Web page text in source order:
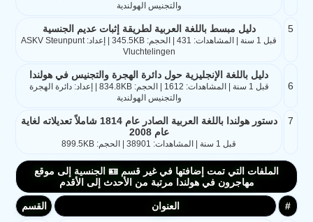
والتجنيس الهولندية
5 دليل مبسط باللغة العربية لطريقة إثبات عديم الجنسية
قبل 1 سنة | المشاهدات: 431 | الحجم: 345.5KB | إعداد: ASKV Steunpunt
Vluchtelingen
6
دليل باللغة الإنجليزية حول دائرة الهجرة والتجنيس في هولندا
قبل 1 سنة | المشاهدات: 1612 | الحجم: 834.8KB | إعداد: دائرة الهجرة
والتجنيس الهولندية
7
دستور هولندا باللغة العربية الصادر عام 1814 شاملاً تعديلاته لغاية
عام 2008
قبل 1 سنة | المشاهدات: 38901 | الحجم: 899.5KB
الملفات التي تمت إضافتها في غير قسم 🪪 الجنسية إلى موقع
مهاجرون في هولندا مرتبة من الأحدث إلى الأقدم
# العنوان القسم